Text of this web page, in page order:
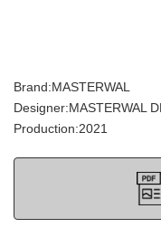
Brand:MASTERWAL
Designer:MASTERWAL
Production:2021